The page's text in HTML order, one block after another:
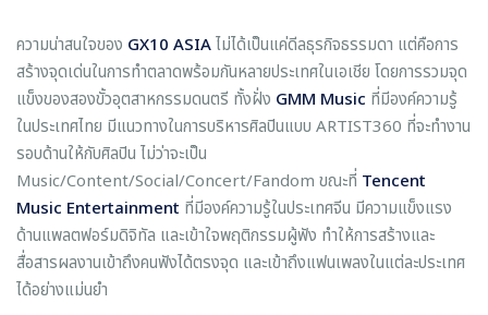
ความน่าสนใจของ GX10 ASIAไม่ได้เป็นแค่ดีลธุรกิจธรรมดา แต่คือการ
สร้างจุดเด่นในการทำตลาดพร้อมกันหลายประเทศในเอเชีย โดยการรวมจุด
แข็งของสองขั้วอุตสาหกรรมดนตรี ทั้งฝั่ง GMM Music ที่มีองค์ความรู้
ในประเทศไทย มีแนวทางในการบริหารศิลปินแบบ ARTIST360 ที่จะทำงาน
รอบด้านให้กับศิลปิน ไม่ว่าจะเป็น
Music/Content/Social/Concert/Fandom ขณะที่ Tencent
Music Entertainment ที่มีองค์ความรู้ในประเทศจีน มีความแข็งแรง
ด้านแพลตฟอร์มดิจิทัล และเข้าใจพฤติกรรมผู้ฟัง ทำให้การสร้างและ
สื่อสารผลงานเข้าถึงคนฟังได้ตรงจุด และเข้าถึงแฟนเพลงในแต่ละประเทศ
ได้อย่างแม่นยำ